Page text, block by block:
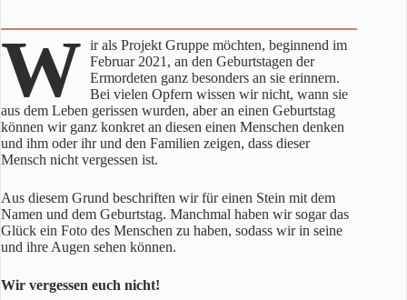
W ir als Projekt Gruppe möchten, beginnend im
Februar 2021, an den Geburtstagen der
Ermordeten ganz besonders an sie erinnern.
Bei vielen Opfern wissen wir nicht, wann sie
aus dem Leben gerissen wurden, aber an einen Geburtstag
können wir ganz konkret an diesen einen Menschen denken
und ihm oder ihr und den Familien zeigen, dass dieser
Mensch nicht vergessen ist.
Aus diesem Grund beschriften wir für einen Stein mit dem
Namen und dem Geburtstag. Manchmal haben wir sogar das
Glück ein Foto des Menschen zu haben, sodass wir in seine
und ihre Augen sehen können.
Wir vergessen euch nicht!